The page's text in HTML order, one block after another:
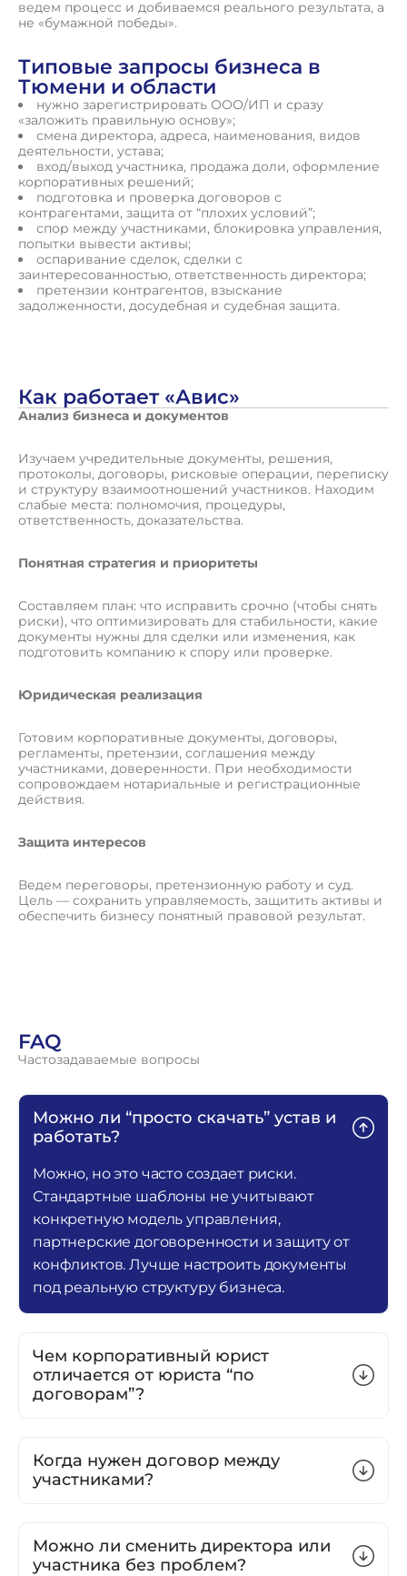
ведем процесс и добиваемся реального результата, а
не «бумажной победы».
Типовые запросы бизнеса в
Тюмени и области
нужно зарегистрировать ООО/ИП и сразу
«заложить правильную основу»;
смена директора, адреса, наименования, видов
деятельности, устава;
вход/выход участника, продажа доли, оформление
корпоративных решений;
подготовка и проверка договоров с
контрагентами, защита от “плохих условий”;
спор между участниками, блокировка управления,
попытки вывести активы;
оспаривание сделок, сделки с
заинтересованностью, ответственность директора;
претензии контрагентов, взыскание
задолженности, досудебная и судебная защита.
Как работает «Авис»
Анализ бизнеса и документов
Изучаем учредительные документы, решения,
протоколы, договоры, рисковые операции, переписку
и структуру взаимоотношений участников. Находим
слабые места: полномочия, процедуры,
ответственность, доказательства.
Понятная стратегия и приоритеты
Составляем план: что исправить срочно (чтобы снять
риски), что оптимизировать для стабильности, какие
документы нужны для сделки или изменения, как
подготовить компанию к спору или проверке.
Юридическая реализация
Готовим корпоративные документы, договоры,
регламенты, претензии, соглашения между
участниками, доверенности. При необходимости
сопровождаем нотариальные и регистрационные
действия.
Защита интересов
Ведем переговоры, претензионную работу и суд.
Цель — сохранить управляемость, защитить активы и
обеспечить бизнесу понятный правовой результат.
FAQ
Частозадаваемые вопросы
Можно ли “просто скачать” устав и
работать?
Можно, но это часто создает риски.
Стандартные шаблоны не учитывают
конкретную модель управления,
партнерские договоренности и защиту от
конфликтов. Лучше настроить документы
под реальную структуру бизнеса.
Чем корпоративный юрист
отличается от юриста “по
договорам”?
Когда нужен договор между
участниками?
Можно ли сменить директора или
участника без проблем?